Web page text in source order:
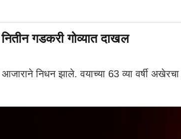
नितीन गडकरी गोव्यात दाखल
आजाराने निधन झाले. वयाच्या 63 व्या वर्षी